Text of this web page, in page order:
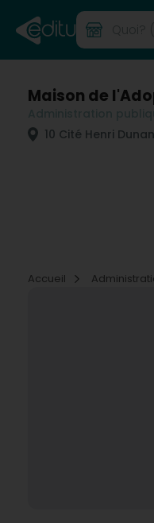
Maison de
10 Cité Henri
Accueil